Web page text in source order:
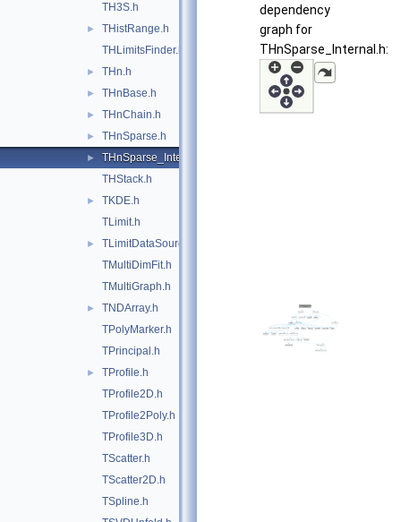
TH3S.h
►
THistRange.h
THLimitsFinder.h
► THn.h
► THnBase.h
► THnChain.h
► THnSparse.h
►
THnSparse_Internal.h
THStack.h
►
TKDE.h
TLimit.h
►
TLimitDataSource.h
TMultiDimFit.h
TMultiGraph.h
►
TNDArray.h
TPolyMarker.h
TPrincipal.h
►
TProfile.h
TProfile2D.h
TProfile2Poly.h
TProfile3D.h
TScatter.h
TScatter2D.h
TSpline.h
dependency
graph for
THnSparse_Internal.h: